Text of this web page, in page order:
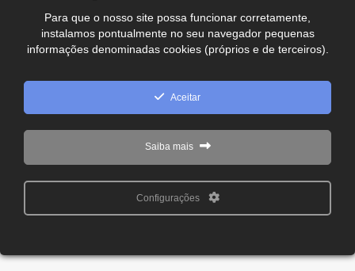
Copyright © 2024 - 2026 CDL Jataí Todos os direitos
Para que o nosso site possa funcionar corretamente,
instalamos pontualmente no seu navegador pequenas
informações denominadas cookies (próprios e de terceiros).
Aceitar
Saiba mais
Configurações